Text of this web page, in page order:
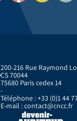
200-216 Rue Raymond
CS 70044
75680 Paris cedex 14
-
Téléphone : +33 (0)1 44
E-mail :contact@cncc.fr